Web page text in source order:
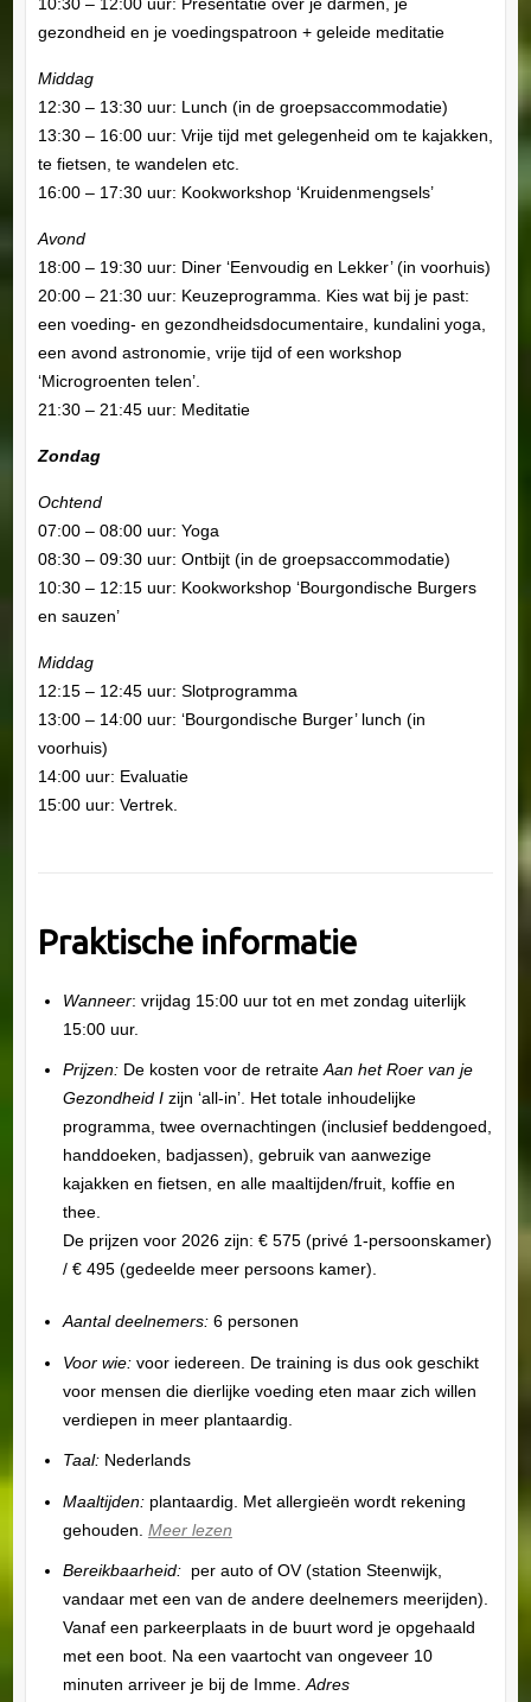
gezondheid en je voedingspatroon + geleide meditatie
Middag
12:30 – 13:30 uur: Lunch (in de groepsaccommodatie)
13:30 – 16:00 uur: Vrije tijd met gelegenheid om te kajakken,
te fietsen, te wandelen etc.
16:00 – 17:30 uur: Kookworkshop ‘Kruidenmengsels’
Avond
18:00 – 19:30 uur: Diner ‘Eenvoudig en Lekker’ (in voorhuis)
20:00 – 21:30 uur: Keuzeprogramma. Kies wat bij je past:
een voeding- en gezondheidsdocumentaire, kundalini yoga,
een avond astronomie, vrije tijd of een workshop
‘Microgroenten telen’.
21:30 – 21:45 uur: Meditatie
Zondag
Ochtend
07:00 – 08:00 uur: Yoga
08:30 – 09:30 uur: Ontbijt (in de groepsaccommodatie)
10:30 – 12:15 uur: Kookworkshop ‘Bourgondische Burgers
en sauzen’
Middag
12:15 – 12:45 uur: Slotprogramma
13:00 – 14:00 uur: ‘Bourgondische Burger’ lunch (in
voorhuis)
14:00 uur: Evaluatie
15:00 uur: Vertrek.
Praktische informatie
Wanneer: vrijdag 15:00 uur tot en met zondag uiterlijk
15:00 uur.
Prijzen: De kosten voor de retraiteAan het Roer van je
Gezondheid I zijn ‘all-in’. Het totale inhoudelijke
programma, twee overnachtingen (inclusief beddengoed,
handdoeken, badjassen), gebruik van aanwezige
kajakken en fietsen, en alle maaltijden/fruit, koffie en
thee.
De prijzen voor 2026 zijn: € 575 (privé 1-persoonskamer)
/ € 495 (gedeelde meer persoons kamer).
Aantal deelnemers:6 personen
Voor wie: voor iedereen. De training is dus ook geschikt
voor mensen die dierlijke voeding eten maar zich willen
verdiepen in meer plantaardig.
Taal:Nederlands
Maaltijden: plantaardig. Met allergieën wordt rekening
gehouden. Meer lezen
Bereikbaarheid:per auto of OV (station Steenwijk,
vandaar met een van de andere deelnemers meerijden).
Vanaf een parkeerplaats in de buurt word je opgehaald
met een boot. Na een vaartocht van ongeveer 10
minuten arriveer je bij de Imme.Adres